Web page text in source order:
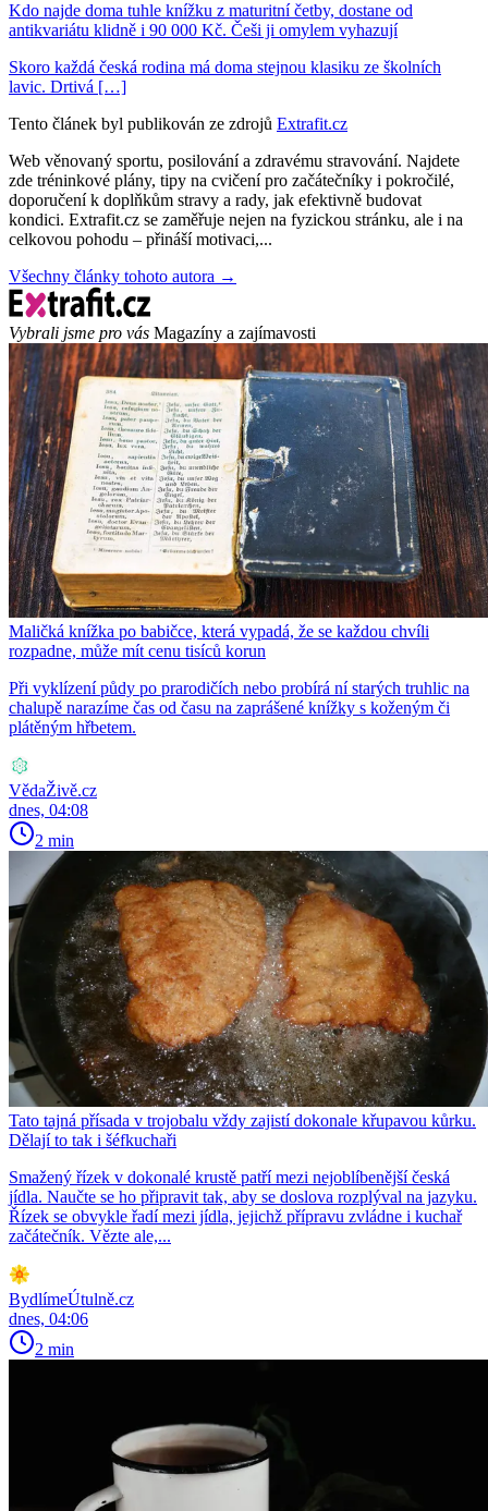
Kdo najde doma tuhle knížku z maturitní četby, dostane od
antikvariátu klidně i 90 000 Kč. Češi ji omylem vyhazují
Skoro každá česká rodina má doma stejnou klasiku ze školních
lavic. Drtivá […]
Tento článek byl publikován ze zdrojů Extrafit.cz
Web věnovaný sportu, posilování a zdravému stravování. Najdete
zde tréninkové plány, tipy na cvičení pro začátečníky i pokročilé,
doporučení k doplňkům stravy a rady, jak efektivně budovat
kondici. Extrafit.cz se zaměřuje nejen na fyzickou stránku, ale i na
celkovou pohodu – přináší motivaci,...
Všechny články tohoto autora →
Vybrali jsme pro vás Magazíny a zajímavosti
Maličká knížka po babičce, která vypadá, že se každou chvíli
rozpadne, může mít cenu tisíců korun
Při vyklízení půdy po prarodičích nebo probírá ní starých truhlic na
chalupě narazíme čas od času na zaprášené knížky s koženým či
plátěným hřbetem.
VědaŽivě.cz
dnes, 04:08
2 min
Tato tajná přísada v trojobalu vždy zajistí dokonale křupavou kůrku.
Dělají to tak i šéfkuchaři
Smažený řízek v dokonalé krustě patří mezi nejoblíbenější česká
jídla. Naučte se ho připravit tak, aby se doslova rozplýval na jazyku.
Řízek se obvykle řadí mezi jídla, jejichž přípravu zvládne i kuchař
začátečník. Vězte ale,...
BydlímeÚtulně.cz
dnes, 04:06
2 min